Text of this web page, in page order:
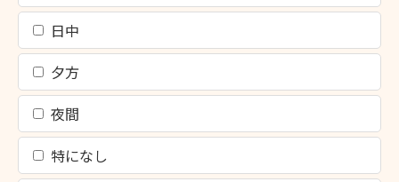
日中
夕方
夜間
特になし